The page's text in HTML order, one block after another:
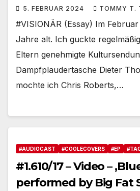
5. FEBRUAR 2024 TOMMY T.
#VISIONÄR (Essay) Im
Jahre alt. Ich guckte
Eltern genehmigte
Dampfplaudertasche Dieter
mochte ich Chris Roberts,…
#AUDIOCAST #COOLECOVERS #EP
#1.610/17 – Video –
performed by Big Fat